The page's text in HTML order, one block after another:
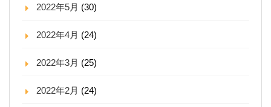
2022年5月 (30)
2022年4月 (24)
2022年3月 (25)
2022年2月 (24)